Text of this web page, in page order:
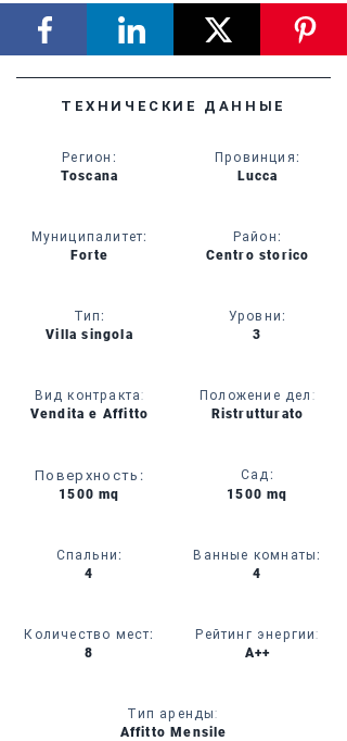
ТЕХНИЧЕСКИЕ ДАННЫЕ
Регион :
Toscana
Муниципалитет:
Forte
Тип:
Villa singola
Вид контракта:
Vendita e Affitto
Поверхность :
1500 mq
Спальни:
4
Количество мест:
8
Провинция:
Lucca
Район:
Centro storico
Уровни:
3
Положение дел:
Ristrutturato
Сад:
1500 mq
Ванные комнаты:
4
Рейтинг энергии:
A++
Тип аренды:
Affitto Mensile